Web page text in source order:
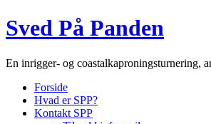
Sved På Panden
En inrigger- og coastalkaproningsturnering,
Forside
Hvad er SPP?
Kontakt SPP